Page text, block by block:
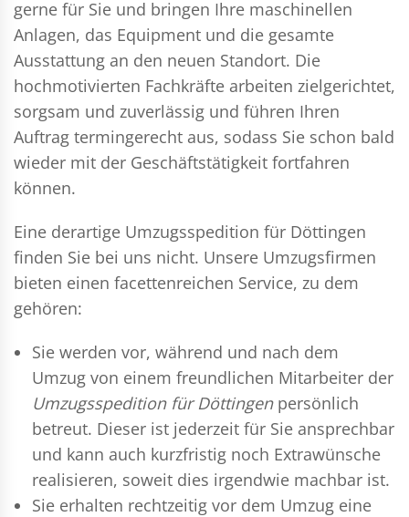
gerne für Sie und bringen Ihre maschinellen
Anlagen, das Equipment und die gesamte
Ausstattung an den neuen Standort. Die
hochmotivierten Fachkräfte arbeiten zielgerichtet,
sorgsam und zuverlässig und führen Ihren
Auftrag termingerecht aus, sodass Sie schon bald
wieder mit der Geschäftstätigkeit fortfahren
können.
Eine derartige Umzugsspedition für Döttingen
finden Sie bei uns nicht. Unsere Umzugsfirmen
bieten einen facettenreichen Service, zu dem
gehören:
Sie werden vor, während und nach dem
Umzug von einem freundlichen Mitarbeiter der
Umzugsspedition für Döttingenpersönlich
betreut. Dieser ist jederzeit für Sie ansprechbar
und kann auch kurzfristig noch Extrawünsche
realisieren, soweit dies irgendwie machbar ist.
Sie erhalten rechtzeitig vor dem Umzug eine